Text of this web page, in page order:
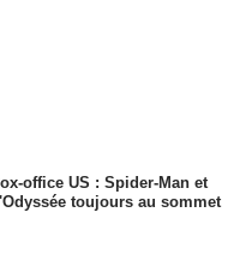
office US : Spider-Man et
toujours au sommet